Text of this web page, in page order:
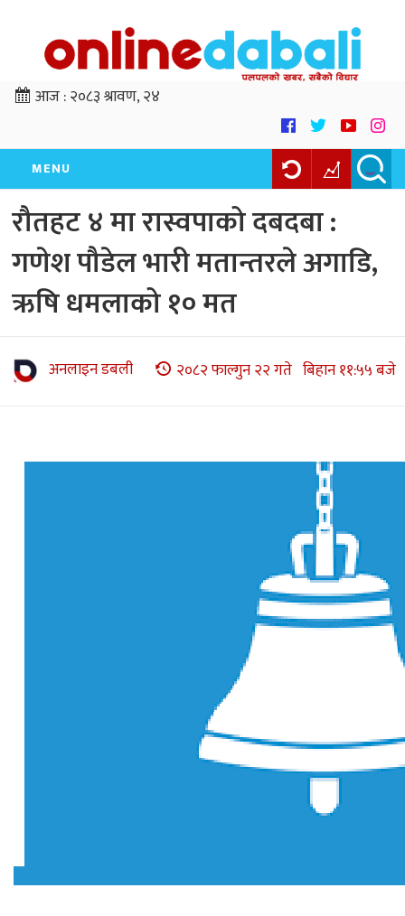
आज :२०८३ श्रावण, २४
MENU
रौतहट ४ मा रास्वपाको दबदबा :
गणेश पौडेल भारी मतान्तरले अगाडि,
ऋषि धमलाको १० मत
अनलाइन डबली २०८२ फाल्गुन २२ गते बिहान ११:५५ बजे